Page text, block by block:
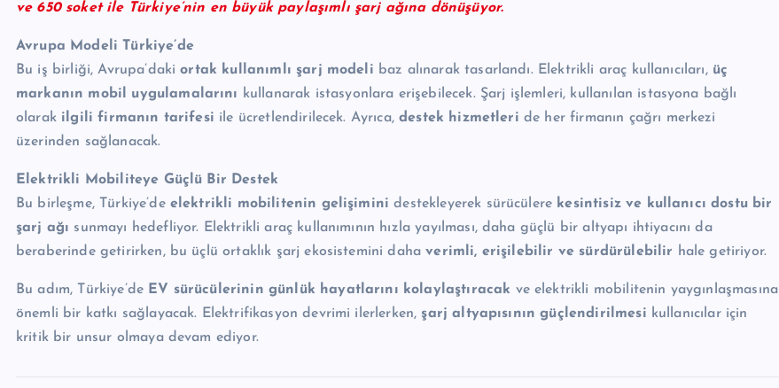
ve 650 soket ile Türkiye’nin en büyük paylaşımlı şarj ağına dönüşüyor.
Avrupa Modeli Türkiye’de
Bu iş birliği, Avrupa’dakiortak kullanımlı şarj modeli baz alınarak tasarlandı. Elektrikli araç kullanıcıları, üç
markanın mobil uygulamalarını kullanarak istasyonlara erişebilecek. Şarj işlemleri, kullanılan istasyona bağlı
olarak ilgili firmanın tarifesi ile ücretlendirilecek. Ayrıca,destek hizmetleri de her firmanın çağrı merkezi
üzerinden sağlanacak.
Elektrikli Mobiliteye Güçlü Bir Destek
Bu birleşme, Türkiye’de elektrikli mobilitenin gelişimini destekleyerek sürücülere kesintisiz ve kullanıcı dostu bir
şarj ağı sunmayı hedefliyor. Elektrikli araç kullanımının hızla yayılması, daha güçlü bir altyapı ihtiyacını da
beraberinde getirirken, bu üçlü ortaklık şarj ekosistemini dahaverimli, erişilebilir ve sürdürülebilir hale getiriyor.
Bu adım, Türkiye’de EV sürücülerinin günlük hayatlarını kolaylaştıracak ve elektrikli mobilitenin yaygınlaşmasına
önemli bir katkı sağlayacak. Elektrifikasyon devrimi ilerlerken, şarj altyapısının güçlendirilmesi kullanıcılar için
kritik bir unsur olmaya devam ediyor.